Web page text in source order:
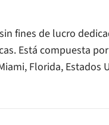
fines de lucro
Está compuesta
Florida, Estados